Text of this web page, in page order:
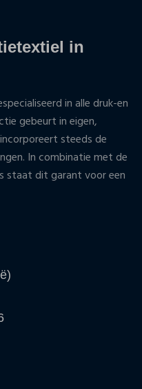
in
in alle druk-en
gebeurt in eigen,
steeds de
In combinatie met de
staat dit garant voor een